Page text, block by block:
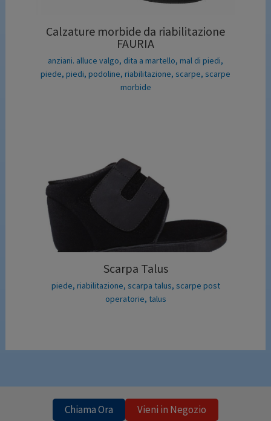
Calzature morbide da riabilitazione
FAURIA
anziani. alluce valgo, dita a martello, mal di piedi,
piede, piedi, podoline, riabilitazione, scarpe, scarpe
morbide
Scarpa Talus
piede, riabilitazione, scarpa talus, scarpe post
operatorie, talus
Chiama Ora Vieni in Negozio